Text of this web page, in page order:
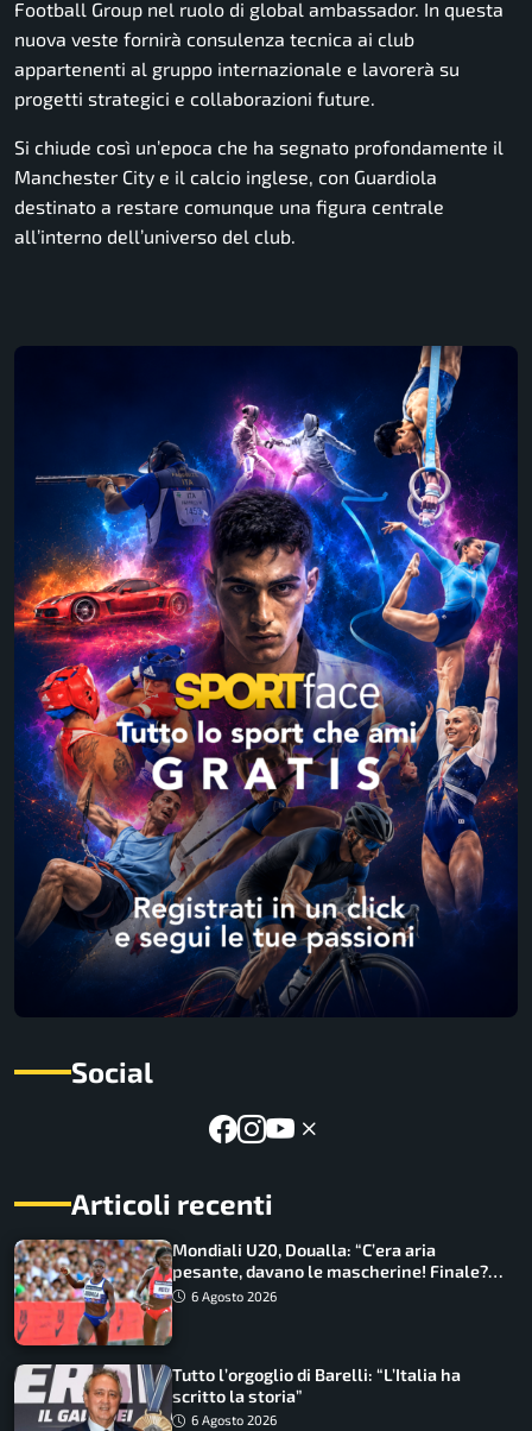
Football Group nel ruolo di global ambassador. In questa
nuova veste fornirà consulenza tecnica ai club
appartenenti al gruppo internazionale e lavorerà su
progetti strategici e collaborazioni future.
Si chiude così un’epoca che ha segnato profondamente il
Manchester City e il calcio inglese, con Guardiola
destinato a restare comunque una figura centrale
all’interno dell’universo del club.
Social
Articoli recenti
Mondiali U20, Doualla: “C’era aria
pesante, davano le mascherine! Finale?
Non ho nulla da perdere”
6 Agosto 2026
Tutto l’orgoglio di Barelli: “L’Italia ha
scritto la storia”
6 Agosto 2026